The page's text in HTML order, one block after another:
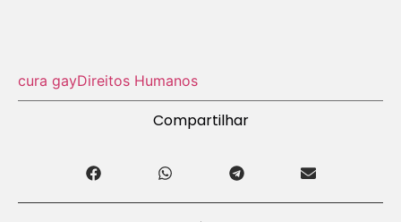
cura gayDireitos Humanos
Compartilhar